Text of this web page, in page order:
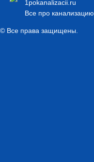
1pokanalizacii.ru
Все про канализацию
© Все права защищены.